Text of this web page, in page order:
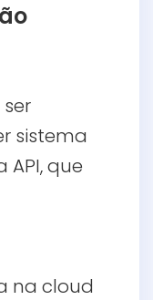
sistema
que
na cloud